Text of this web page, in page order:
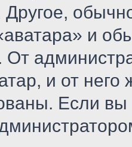
и
От
и от него
Если